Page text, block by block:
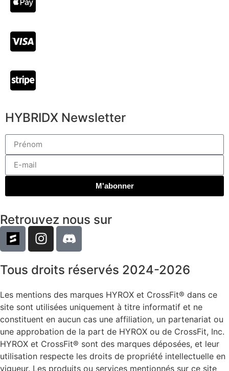
HYBRIDX Newsletter
M'abonner
Retrouvez nous sur
Tous droits réservés 2024-2026
Les mentions des marques HYROX et CrossFit® dans ce
site sont utilisées uniquement à titre informatif et ne
constituent en aucun cas une affiliation, un partenariat ou
une approbation de la part de HYROX ou de CrossFit, Inc.
HYROX et CrossFit® sont des marques déposées, et leur
utilisation respecte les droits de propriété intellectuelle en
vigueur. Les produits ou services mentionnés sur ce site